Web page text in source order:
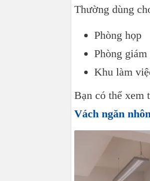
Thường dùng
Phòng họp
Phòng giám
Khu làm
Bạn có thể xem
Vách ngăn